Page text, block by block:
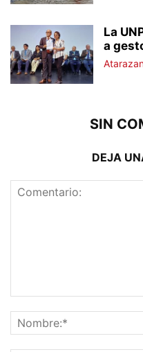
La
a
SIN
DEJA